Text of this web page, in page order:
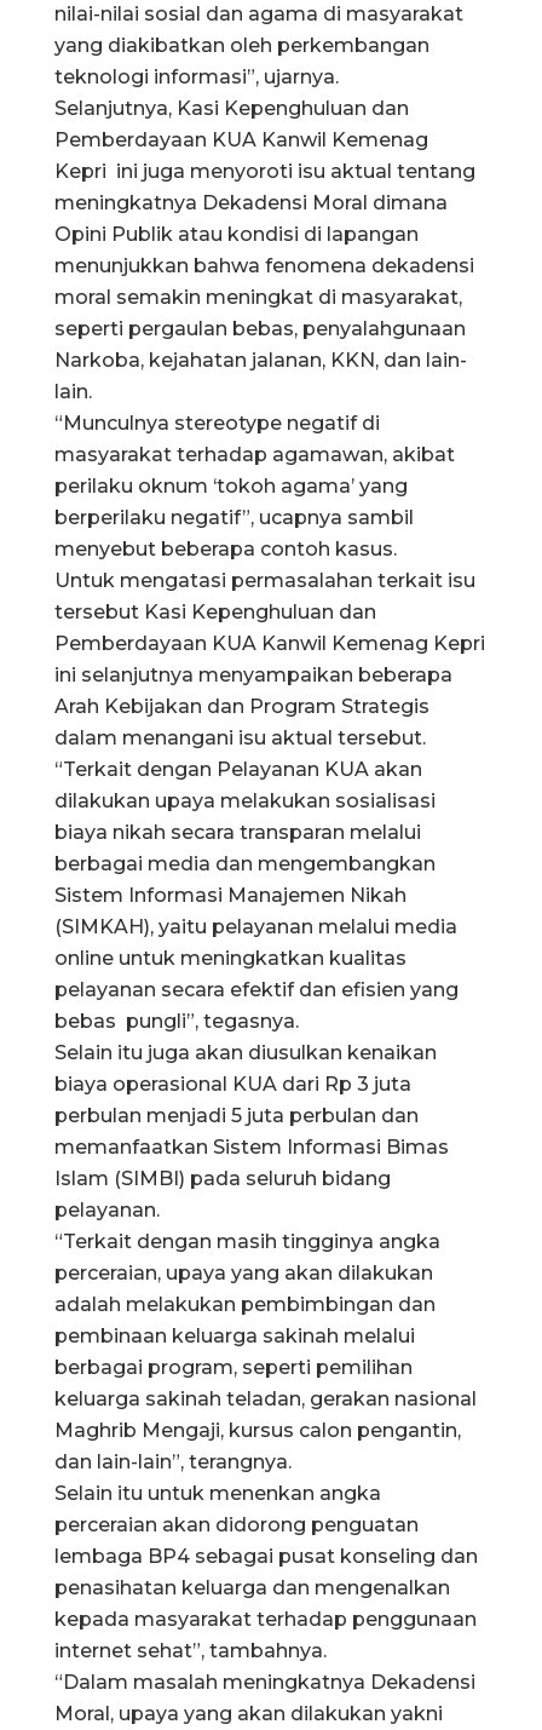
nilai-nilai sosial dan agama di masyarakat
yang diakibatkan oleh perkembangan
teknologi informasi”, ujarnya.
Selanjutnya, Kasi Kepenghuluan dan
Pemberdayaan KUA Kanwil Kemenag
Kepri ini juga menyoroti isu aktual tentang
meningkatnya Dekadensi Moral dimana
Opini Publik atau kondisi di lapangan
menunjukkan bahwa fenomena dekadensi
moral semakin meningkat di masyarakat,
seperti pergaulan bebas, penyalahgunaan
Narkoba, kejahatan jalanan, KKN, dan lain-
lain.
“Munculnya stereotype negatif di
masyarakat terhadap agamawan, akibat
perilaku oknum ‘tokoh agama’ yang
berperilaku negatif”, ucapnya sambil
menyebut beberapa contoh kasus.
Untuk mengatasi permasalahan terkait isu
tersebut Kasi Kepenghuluan dan
Pemberdayaan KUA Kanwil Kemenag Kepri
ini selanjutnya menyampaikan beberapa
Arah Kebijakan dan Program Strategis
dalam menangani isu aktual tersebut.
“Terkait dengan Pelayanan KUA akan
dilakukan upaya melakukan sosialisasi
biaya nikah secara transparan melalui
berbagai media dan mengembangkan
Sistem Informasi Manajemen Nikah
(SIMKAH), yaitu pelayanan melalui media
online untuk meningkatkan kualitas
pelayanan secara efektif dan efisien yang
bebas pungli”, tegasnya.
Selain itu juga akan diusulkan kenaikan
biaya operasional KUA dari Rp 3 juta
perbulan menjadi 5 juta perbulan dan
memanfaatkan Sistem Informasi Bimas
Islam (SIMBI) pada seluruh bidang
pelayanan.
“Terkait dengan masih tingginya angka
perceraian, upaya yang akan dilakukan
adalah melakukan pembimbingan dan
pembinaan keluarga sakinah melalui
berbagai program, seperti pemilihan
keluarga sakinah teladan, gerakan nasional
Maghrib Mengaji, kursus calon pengantin,
dan lain-lain”, terangnya.
Selain itu untuk menenkan angka
perceraian akan didorong penguatan
lembaga BP4 sebagai pusat konseling dan
penasihatan keluarga dan mengenalkan
kepada masyarakat terhadap penggunaan
internet sehat”, tambahnya.
“Dalam masalah meningkatnya Dekadensi
Moral, upaya yang akan dilakukan yakni